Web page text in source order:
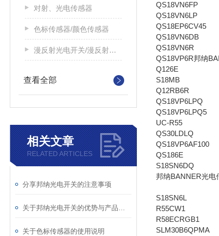
对射、光电传感器
色标传感器/颜色传感器
漫反射光电开关/漫反射光电传感器
查看全部
相关文章
RELATED ARTICLES
分享邦纳光电开关的注意事项
关于色标传感器的使用说明
QS18VN6FP
QS18VN6LP
QS18EP6CV45
QS18VN6DB
QS18VN6R
QS18VP6R邦纳
Q126E
S18MB
Q12RB6R
QS18VP6LPQ
QS18VP6LPQ5
UC-R55
QS30LDLQ
QS18VP6AF100
QS186E
S18SN6DQ
邦纳BANNER光电
S18SN6L
R55CW1
R58ECRGB1
SLM30B6QPMA